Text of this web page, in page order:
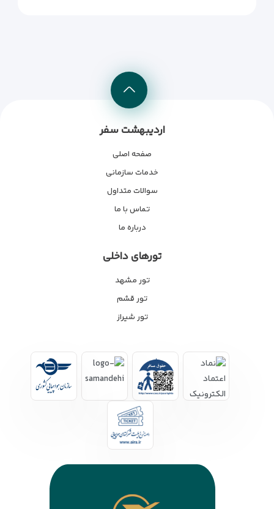
اردیبهشت سفر
صفحه اصلی
خدمات سازمانی
سوالات متداول
تماس با ما
درباره ما
تورهای داخلی
تور مشهد
تور قشم
تور شیراز